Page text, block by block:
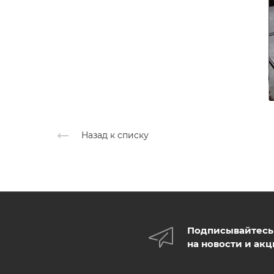
Назад к списку
Подписывайтесь
на новости и